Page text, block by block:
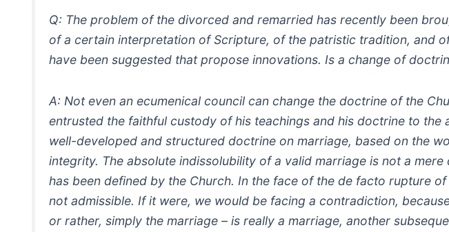
Q: The problem of the divorced and remarried has recently been
of a certain interpretation of Scripture, of the patristic tradition, and
have been suggested that propose innovations. Is a change of
A: Not even an ecumenical council can change the doctrine of the
entrusted the faithful custody of his teachings and his doctrine to the
well-developed and structured doctrine on marriage, based on the
integrity. The absolute indissolubility of a valid marriage is not a
has been defined by the Church. In the face of the de facto rupture
not admissible. If it were, we would be facing a contradiction,
or rather, simply the marriage – is really a marriage, another